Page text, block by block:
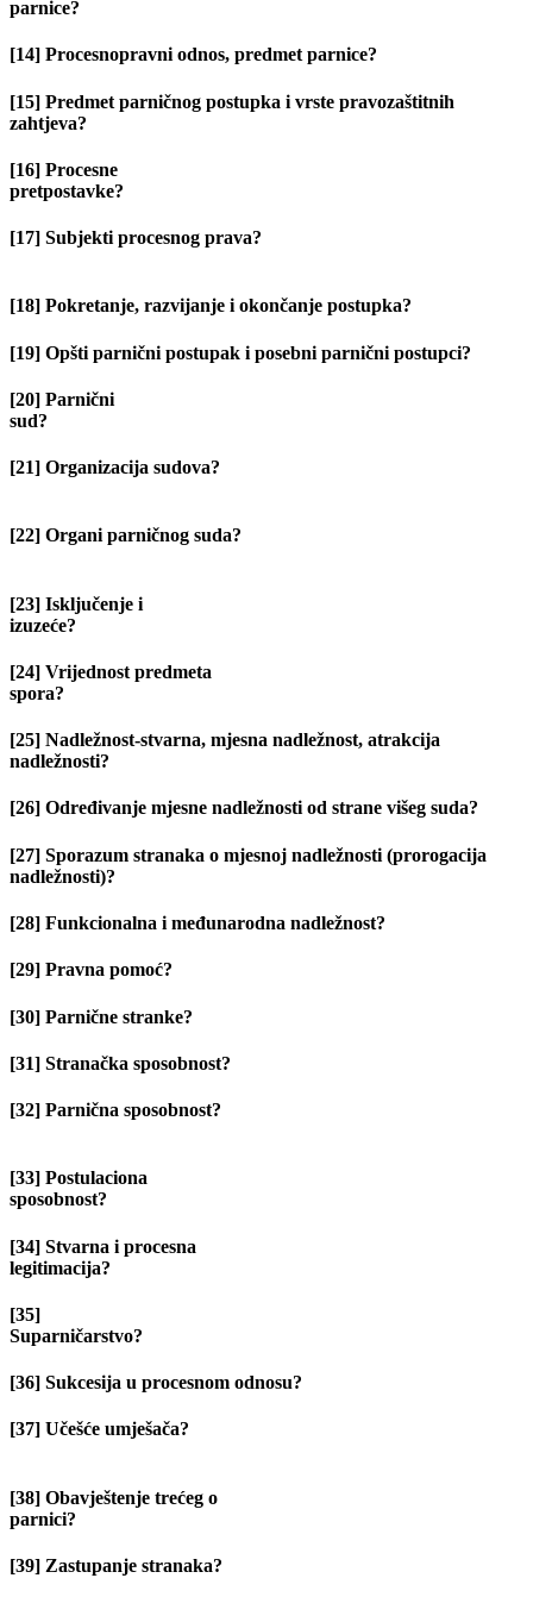
parnice?
[14] Procesnopravni odnos, predmet parnice?
[15] Predmet parničnog postupka i vrste pravozaštitnih
zahtjeva?
[16] Procesne
pretpostavke?
[17] Subjekti procesnog prava?
[18] Pokretanje, razvijanje i okončanje postupka?
[19] Opšti parnični postupak i posebni parnični postupci?
[20] Parnični
sud?
[21] Organizacija sudova?
[22] Organi parničnog suda?
[23] Isključenje i
izuzeće?
[24] Vrijednost predmeta
spora?
[25] Nadležnost-stvarna, mjesna nadležnost, atrakcija
nadležnosti?
[26] Određivanje mjesne nadležnosti od strane višeg suda?
[27] Sporazum stranaka o mjesnoj nadležnosti (prorogacija
nadležnosti)?
[28] Funkcionalna i međunarodna nadležnost?
[29] Pravna pomoć?
[30] Parnične stranke?
[31] Stranačka sposobnost?
[32] Parnična sposobnost?
[33] Postulaciona
sposobnost?
[34] Stvarna i procesna
legitimacija?
[35]
[36] Sukcesija u procesnom odnosu?
[37] Učešće umješača?
[38] Obavještenje trećeg o
parnici?
[39] Zastupanje stranaka?